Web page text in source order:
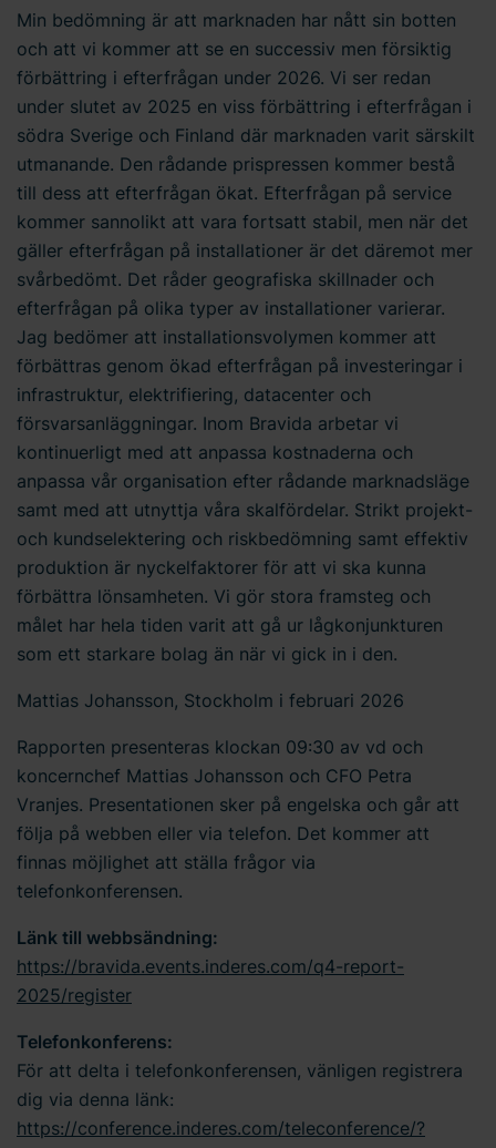
Min bedömning är att marknaden har nått sin botten
och att vi kommer att se en successiv men försiktig
förbättring i efterfrågan under 2026. Vi ser redan
under slutet av 2025 en viss förbättring i efterfrågan i
södra Sverige och Finland där marknaden varit särskilt
utmanande. Den rådande prispressen kommer bestå
till dess att efterfrågan ökat. Efterfrågan på service
kommer sannolikt att vara fortsatt stabil, men när det
gäller efterfrågan på installationer är det däremot mer
svårbedömt. Det råder geografiska skillnader och
efterfrågan på olika typer av installationer varierar.
Jag bedömer att installationsvolymen kommer att
förbättras genom ökad efterfrågan på investeringar i
infrastruktur, elektrifiering, datacenter och
försvarsanläggningar. Inom Bravida arbetar vi
kontinuerligt med att anpassa kostnaderna och
anpassa vår organisation efter rådande marknadsläge
samt med att utnyttja våra skalfördelar. Strikt projekt-
och kundselektering och riskbedömning samt effektiv
produktion är nyckelfaktorer för att vi ska kunna
förbättra lönsamheten. Vi gör stora framsteg och
målet har hela tiden varit att gå ur lågkonjunkturen
som ett starkare bolag än när vi gick in i den.
Mattias Johansson, Stockholm i februari 2026
Rapporten presenteras klockan 09:30 av vd och
koncernchef Mattias Johansson och CFO Petra
Vranjes. Presentationen sker på engelska och går att
följa på webben eller via telefon. Det kommer att
finnas möjlighet att ställa frågor via
telefonkonferensen.
Länk till webbsändning:
https://bravida.events.inderes.com/q4-report-
2025/register
Telefonkonferens:
För att delta i telefonkonferensen, vänligen registrera
dig via denna länk:
https://conference.inderes.com/teleconference/?